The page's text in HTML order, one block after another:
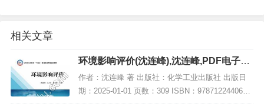
相关文章
环境影响评价(沈连峰),沈连峰,PDF电子书
下载,网盘资源
作者：沈连峰 著 出版社：化学工业出版社 出版日
期：2025-01-01 页数：309 ISBN：9787122440617
电子书大小：208MB [高清扫描版PDF格式] 内容简